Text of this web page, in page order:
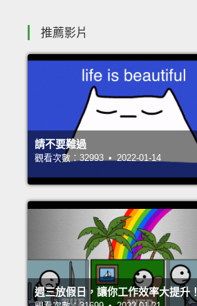
推薦影片
請不要難過
觀看次數：32993 • 2022-01-14
週三放假日，讓你工作效率大提升！